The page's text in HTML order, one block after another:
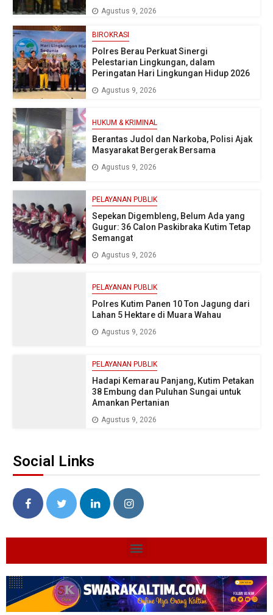
Agustus 9, 2026
BIROKRASI
Polres Berau Perkuat Sinergi
Pelestarian Lingkungan, dalam
Peringatan Hari Lingkungan Hidup 2026
Agustus 9, 2026
HUKUM & KRIMINAL
Berantas Judol dan Narkoba, Polisi Ajak
Masyarakat Bergerak Bersama
Agustus 9, 2026
PELAYANAN PUBLIK
Sepekan Digembleng, Belum Ada yang
Gugur: 36 Calon Paskibraka Kutim Tetap
Semangat
Agustus 9, 2026
PELAYANAN PUBLIK
Polres Kutim Panen 10 Ton Jagung dari
Lahan 5 Hektare di Muara Wahau
Agustus 9, 2026
PELAYANAN PUBLIK
Hadapi Kemarau Panjang, Kutim Petakan
38 Embung dan Puluhan Sungai untuk
Amankan Pertanian
Agustus 9, 2026
Social Links